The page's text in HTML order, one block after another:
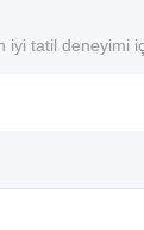
tatil deneyimi